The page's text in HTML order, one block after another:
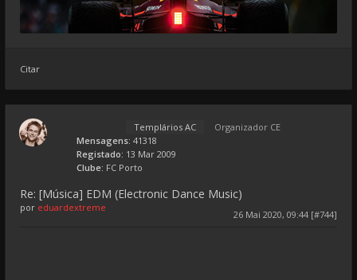
Citar
Templários AC
Organizador CE
Mensagens: 41318
Registado: 13 Mar 2009
Clube: FC Porto
Re: [Música] EDM (Electronic Dance Music)
26 Mai 2020, 09:44 [#744]
por eduardextreme